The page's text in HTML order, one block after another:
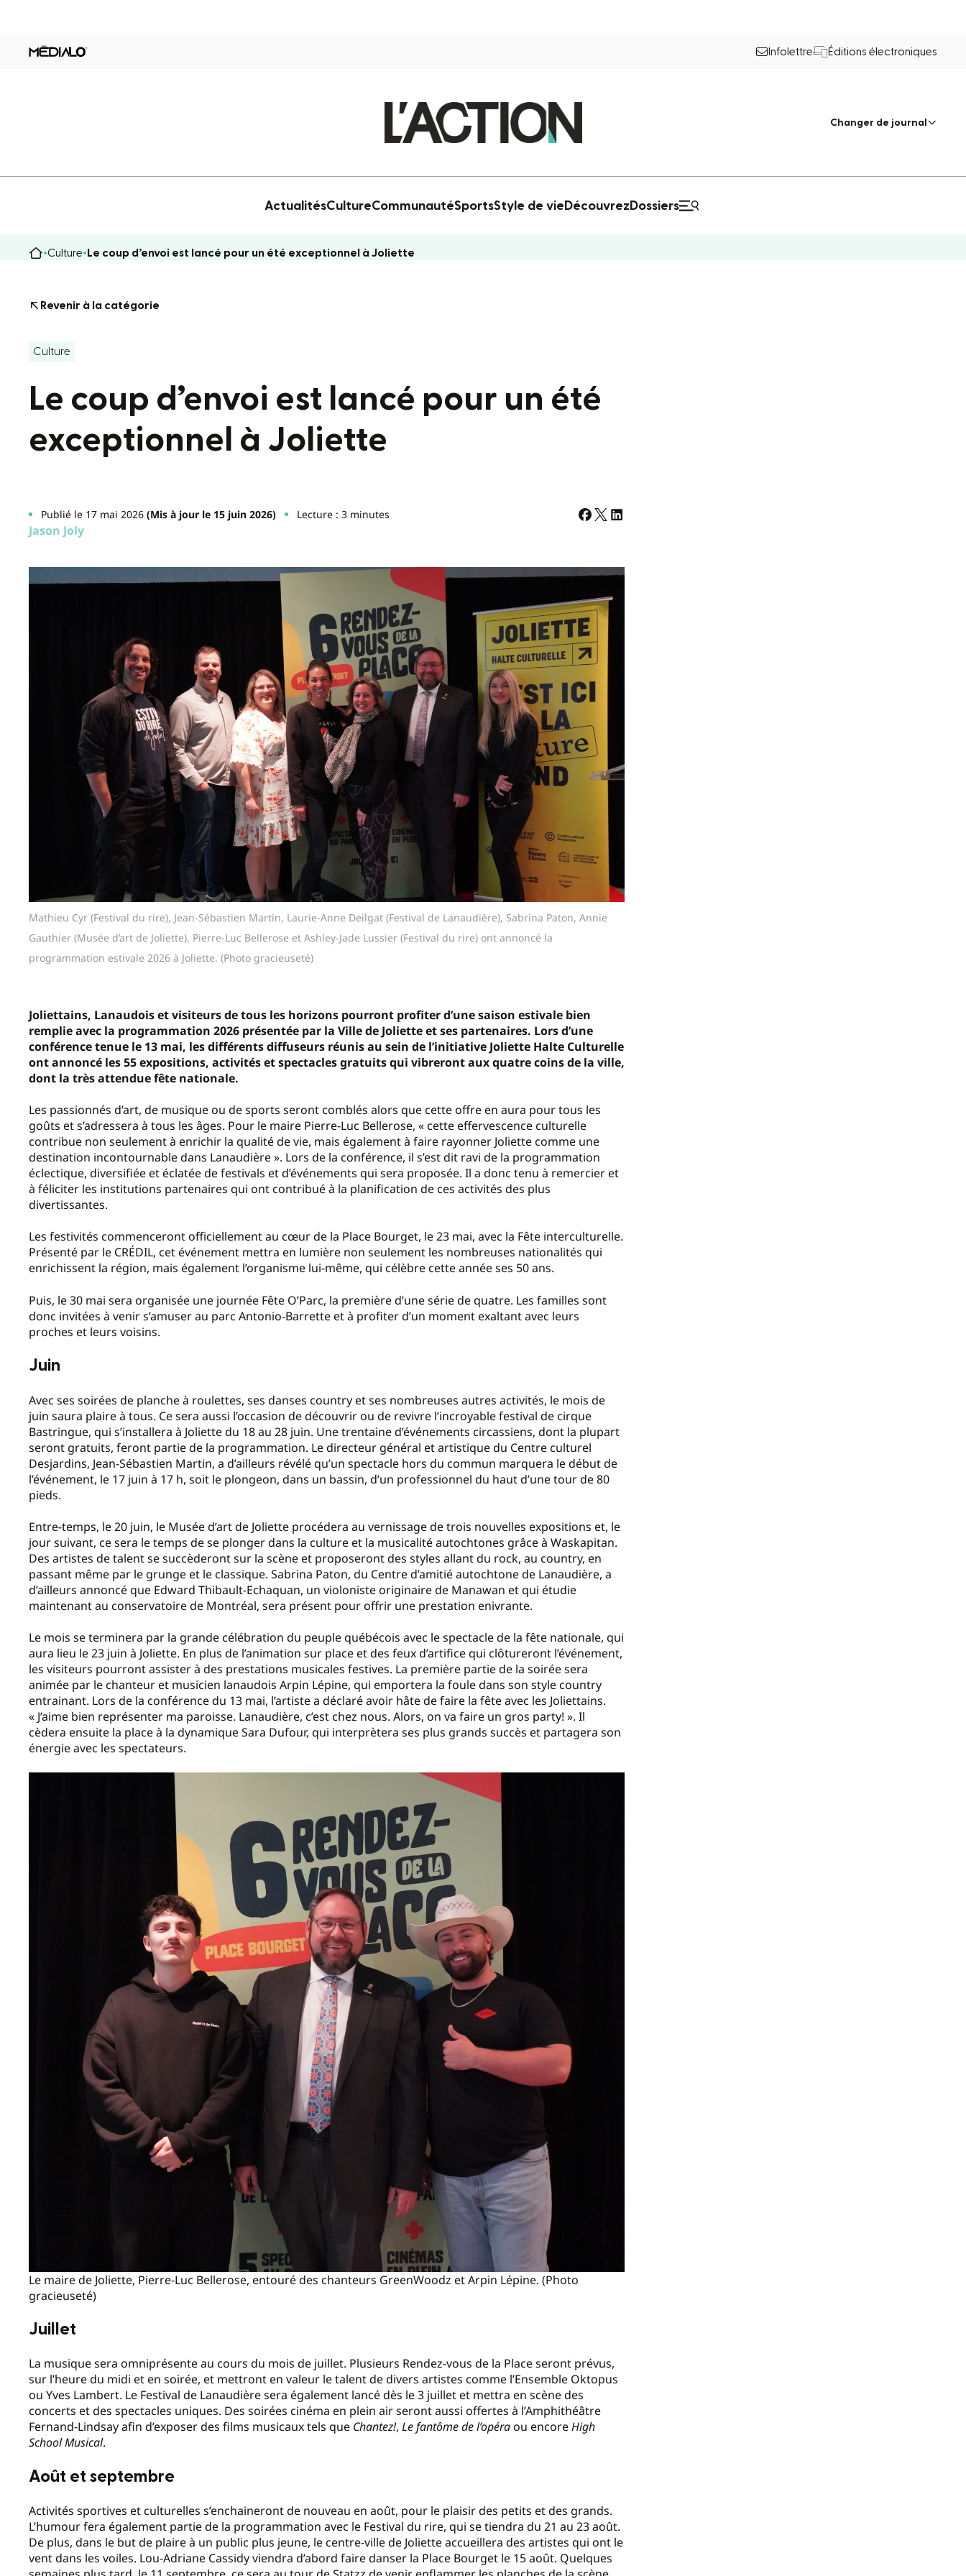
Infolettre Éditions électroniques
Changer de journal
ActualitésCultureCommunautéSportsStyle de vie Découvrez Dossiers
Culture Le coup d’envoi est lancé pour un été exceptionnel à Joliette
Revenir à la catégorie
Culture
Le coup d’envoi est lancé pour un été
exceptionnel à Joliette
Publié le 17 mai 2026(Mis à jour le 15 juin 2026) Lecture : 3 minutes
Jason Joly
Mathieu Cyr (Festival du rire), Jean-Sébastien Martin, Laurie-Anne Deilgat (Festival de Lanaudière), Sabrina Paton, Annie
Gauthier (Musée d’art de Joliette), Pierre-Luc Bellerose et Ashley-Jade Lussier (Festival du rire) ont annoncé la
programmation estivale 2026 à Joliette. (Photo gracieuseté)
Joliettains, Lanaudois et visiteurs de tous les horizons pourront profiter d’une saison estivale bien
remplie avec la programmation 2026 présentée par la Ville de Joliette et ses partenaires. Lors d’une
conférence tenue le 13 mai, les différents diffuseurs réunis au sein de l’initiative Joliette Halte Culturelle
ont annoncé les 55 expositions, activités et spectacles gratuits qui vibreront aux quatre coins de la ville,
dont la très attendue fête nationale.
Les passionnés d’art, de musique ou de sports seront comblés alors que cette offre en aura pour tous les
goûts et s’adressera à tous les âges. Pour le maire Pierre-Luc Bellerose, « cette effervescence culturelle
contribue non seulement à enrichir la qualité de vie, mais également à faire rayonner Joliette comme une
destination incontournable dans Lanaudière ». Lors de la conférence, il s’est dit ravi de la programmation
éclectique, diversifiée et éclatée de festivals et d’événements qui sera proposée. Il a donc tenu à remercier et
à féliciter les institutions partenaires qui ont contribué à la planification de ces activités des plus
divertissantes.
Les festivités commenceront officiellement au cœur de la Place Bourget, le 23 mai, avec la Fête interculturelle.
Présenté par le CRÉDIL, cet événement mettra en lumière non seulement les nombreuses nationalités qui
enrichissent la région, mais également l’organisme lui-même, qui célèbre cette année ses 50 ans.
Puis, le 30 mai sera organisée une journée Fête O’Parc, la première d’une série de quatre. Les familles sont
donc invitées à venir s’amuser au parc Antonio-Barrette et à profiter d’un moment exaltant avec leurs
proches et leurs voisins.
Juin
Avec ses soirées de planche à roulettes, ses danses country et ses nombreuses autres activités, le mois de
juin saura plaire à tous. Ce sera aussi l’occasion de découvrir ou de revivre l’incroyable festival de cirque
Bastringue, qui s’installera à Joliette du 18 au 28 juin. Une trentaine d’événements circassiens, dont la plupart
seront gratuits, feront partie de la programmation. Le directeur général et artistique du Centre culturel
Desjardins, Jean-Sébastien Martin, a d’ailleurs révélé qu’un spectacle hors du commun marquera le début de
l’événement, le 17 juin à 17 h, soit le plongeon, dans un bassin, d’un professionnel du haut d’une tour de 80
pieds.
Entre-temps, le 20 juin, le Musée d’art de Joliette procédera au vernissage de trois nouvelles expositions et, le
jour suivant, ce sera le temps de se plonger dans la culture et la musicalité autochtones grâce à Waskapitan.
Des artistes de talent se succèderont sur la scène et proposeront des styles allant du rock, au country, en
passant même par le grunge et le classique. Sabrina Paton, du Centre d’amitié autochtone de Lanaudière, a
d’ailleurs annoncé que Edward Thibault-Echaquan, un violoniste originaire de Manawan et qui étudie
maintenant au conservatoire de Montréal, sera présent pour offrir une prestation enivrante.
Le mois se terminera par la grande célébration du peuple québécois avec le spectacle de la fête nationale, qui
aura lieu le 23 juin à Joliette. En plus de l’animation sur place et des feux d’artifice qui clôtureront l’événement,
les visiteurs pourront assister à des prestations musicales festives. La première partie de la soirée sera
animée par le chanteur et musicien lanaudois Arpin Lépine, qui emportera la foule dans son style country
entrainant. Lors de la conférence du 13 mai, l’artiste a déclaré avoir hâte de faire la fête avec les Joliettains.
« J’aime bien représenter ma paroisse. Lanaudière, c’est chez nous. Alors, on va faire un gros party! ». Il
cèdera ensuite la place à la dynamique Sara Dufour, qui interprètera ses plus grands succès et partagera son
énergie avec les spectateurs.
Le maire de Joliette, Pierre-Luc Bellerose, entouré des chanteurs GreenWoodz et Arpin Lépine. (Photo
gracieuseté)
Juillet
La musique sera omniprésente au cours du mois de juillet. Plusieurs Rendez-vous de la Place seront prévus,
sur l’heure du midi et en soirée, et mettront en valeur le talent de divers artistes comme l’Ensemble Oktopus
ou Yves Lambert. Le Festival de Lanaudière sera également lancé dès le 3 juillet et mettra en scène des
concerts et des spectacles uniques. Des soirées cinéma en plein air seront aussi offertes à l’Amphithéâtre
Fernand-Lindsay afin d’exposer des films musicaux tels que Chantez!, Le fantôme de l’opéraou encoreHigh
School Musical.
Août et septembre
Activités sportives et culturelles s’enchaineront de nouveau en août, pour le plaisir des petits et des grands.
L’humour fera également partie de la programmation avec le Festival du rire, qui se tiendra du 21 au 23 août.
De plus, dans le but de plaire à un public plus jeune, le centre-ville de Joliette accueillera des artistes qui ont le
vent dans les voiles. Lou-Adriane Cassidy viendra d’abord faire danser la Place Bourget le 15 août. Quelques